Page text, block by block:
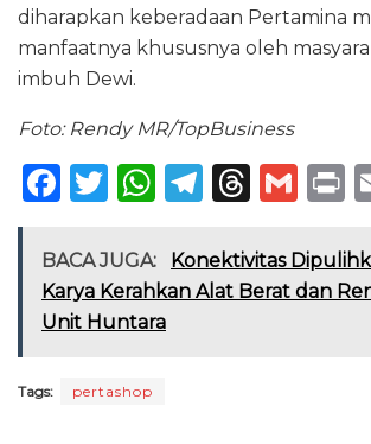
diharapkan keberadaan Pertamina
manfaatnya khususnya oleh
imbuh Dewi.
Foto: Rendy MR/TopBusiness
F
c
e
b
o
T
it
te
r
W
a
ts
A
T
e
g
T
re
a
G
ai
l
P
n
t
BACA JUGA:
Konektivitas
Karya Kerahkan Alat Berat dan
Unit Huntara
Tags: pertashop